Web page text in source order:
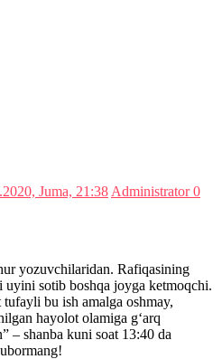
Juma, 21:38 Administrator0
yozuvchilaridan. Rafiqasining
uyini sotib boshqa joyga ketmoqchi.
bu ish amalga oshmay,
hayolot olamiga gʻarq
– shanba kuni soat 13:40 da